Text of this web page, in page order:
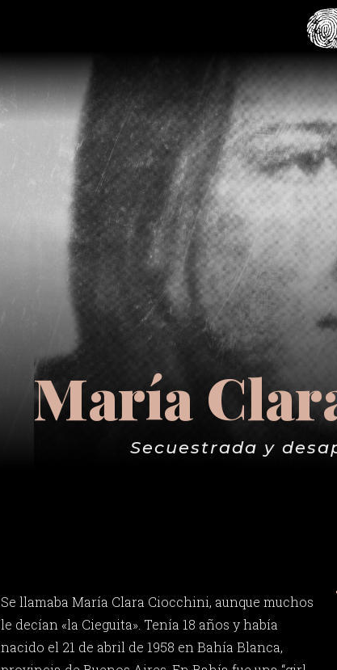
María
Secuestrada y
Se llamaba María Clara Ciocchini, aunque muchos
le decían «la Cieguita». Tenía 18 años y había
nacido el 21 de abril de 1958 en Bahía Blanca,